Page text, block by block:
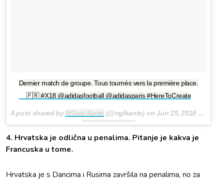
Dernier match de groupe. Tous tournés vers la première place.
🇫🇷 #X18 @adidasfootball @adidasparis #HereToCreate
A post shared by N'Golo Kanté (@nglkante) onJun 25, 2018 at 2:06am PDT
4. Hrvatska je odlična u penalima. Pitanje je kakva je
Francuska u tome.
Hrvatska je s Dancima i Rusima završila na penalima, no za